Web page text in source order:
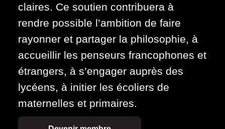
claires. Ce soutien contribuera à
rendre possible l’ambition de faire
rayonner et partager la philosophie, à
accueillir les penseurs francophones et
étrangers, à s’engager auprès des
lycéens, à initier les écoliers de
maternelles et primaires.